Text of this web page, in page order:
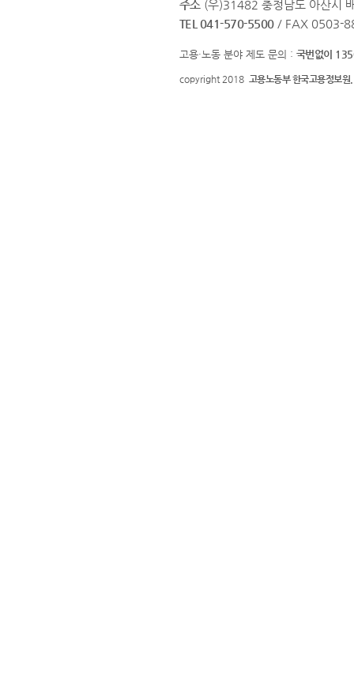
주소 (우)31482 충청남도 아산시
TEL 041-570-5500 / FAX 0503-
고용·노동 분야 제도 문의 : 국번없이
copyright 2018 고용노동부 한국고용정보원.